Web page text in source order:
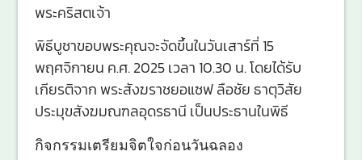
พระคริสตเจ้า
พิธีบูชาขอบพระคุณจะจัดขึ้นในวันเสาร์ที่ 15
พฤศจิกายน ค.ศ. 2025 เวลา 10.30 น. โดยได้รับ
เกียรติจาก พระสังฆราชยอแซฟ ลือชัย ธาตุวิสัย
ประมุขสังฆมณฑลอุดรธานี เป็นประธานในพิธี
กิจกรรมเตรียมจิตใจก่อนวันฉลอง